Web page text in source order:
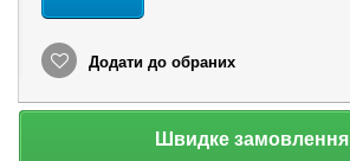
Додати до обраних
Швидке замовлення